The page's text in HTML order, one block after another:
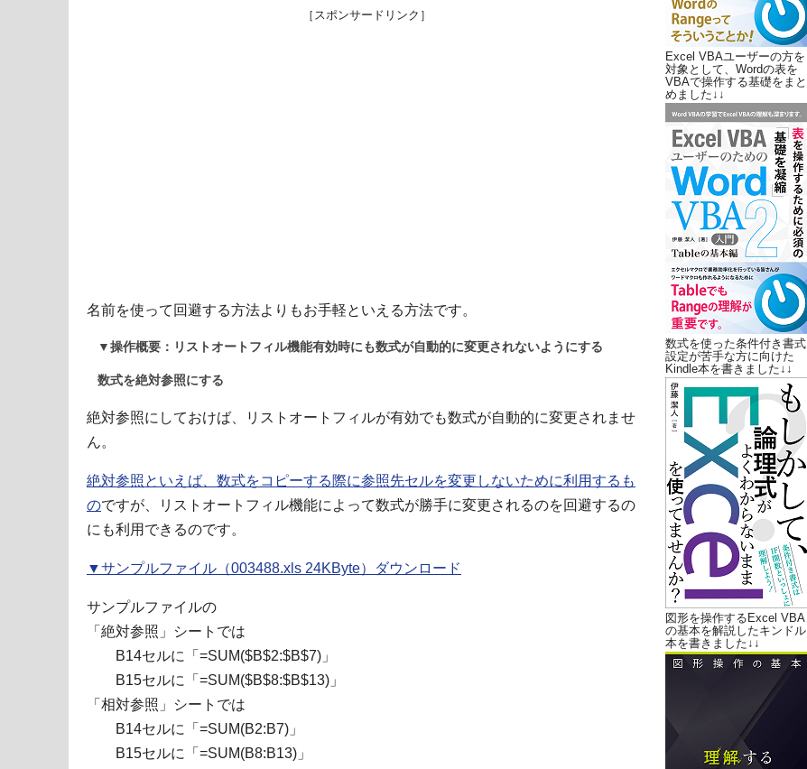
［スポンサードリンク］
名前を使って回避する方法よりもお手軽といえる方法です。
▼操作概要：リストオートフィル機能有効時にも数式が自動的に変更されないようにする
数式を絶対参照にする
絶対参照にしておけば、リストオートフィルが有効でも数式が自動的に変更されませ
ん。
絶対参照といえば、数式をコピーする際に参照先セルを変更しないために利用するも
のですが、リストオートフィル機能によって数式が勝手に変更されるのを回避するの
にも利用できるのです。
▼サンプルファイル（003488.xls 24KByte）ダウンロード
サンプルファイルの
「絶対参照」シートでは
B14セルに「=SUM($B$2:$B$7)」
B15セルに「=SUM($B$8:$B$13)」
「相対参照」シートでは
B14セルに「=SUM(B2:B7)」
B15セルに「=SUM(B8:B13)」
Excel VBAユーザーの方を
対象として、Wordの表を
VBAで操作する基礎をまと
めました↓↓
数式を使った条件付き書式
設定が苦手な方に向けた
Kindle本を書きました↓↓
図形を操作するExcel VBA
の基本を解説したキンドル
本を書きました↓↓